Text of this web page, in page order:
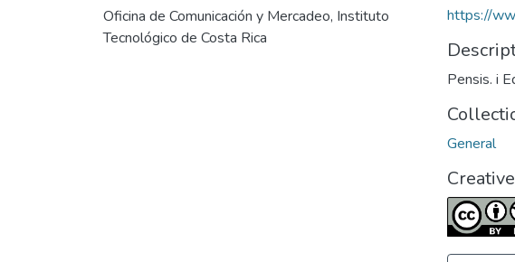
Oficina de Comunicación y Mercadeo, Instituto
Tecnológico de Costa Rica
https://
Pensis. i
General